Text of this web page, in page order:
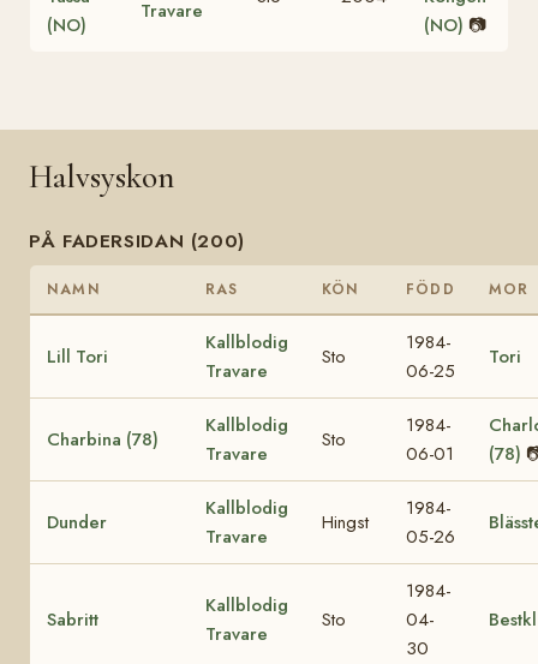
(NO)
Travare
(NO) 📷
Halvsyskon
PÅ FADERSIDAN (200)
NAMN RAS KÖN FÖDD MOR
Lill Tori
Kallblodig
Travare
Sto
1984-
06-25
Tori
Charbina (78)
Kallblodig
Travare
Sto
1984-
06-01
(78)
Dunder
Kallblodig
Travare
Hingst
1984-
05-26
Sabritt
Kallblodig
Travare
Sto
1984-
04-
30